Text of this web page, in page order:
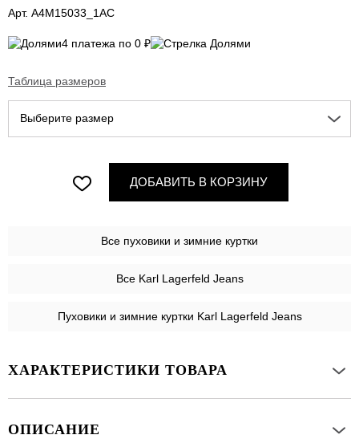
Арт. A4M15033_1AC
4 платежа по 0 ₽
Таблица размеров
Выберите размер
ДОБАВИТЬ В КОРЗИНУ
Все пуховики и зимние куртки
Все Karl Lagerfeld Jeans
Пуховики и зимние куртки Karl Lagerfeld Jeans
ХАРАКТЕРИСТИКИ ТОВАРА
ОПИСАНИЕ